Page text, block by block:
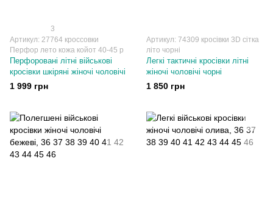
3
Артикул: 27764 кроссовки
Перфор лето кожа койот 40-45 р
Перфоровані літні військові
кросівки шкіряні жіночі чоловічі
1 999 грн
Артикул: 74309 кросівки 3D сітка
літо чорні
Легкі тактичні кросівки літні
жіночі чоловічі чорні
1 850 грн